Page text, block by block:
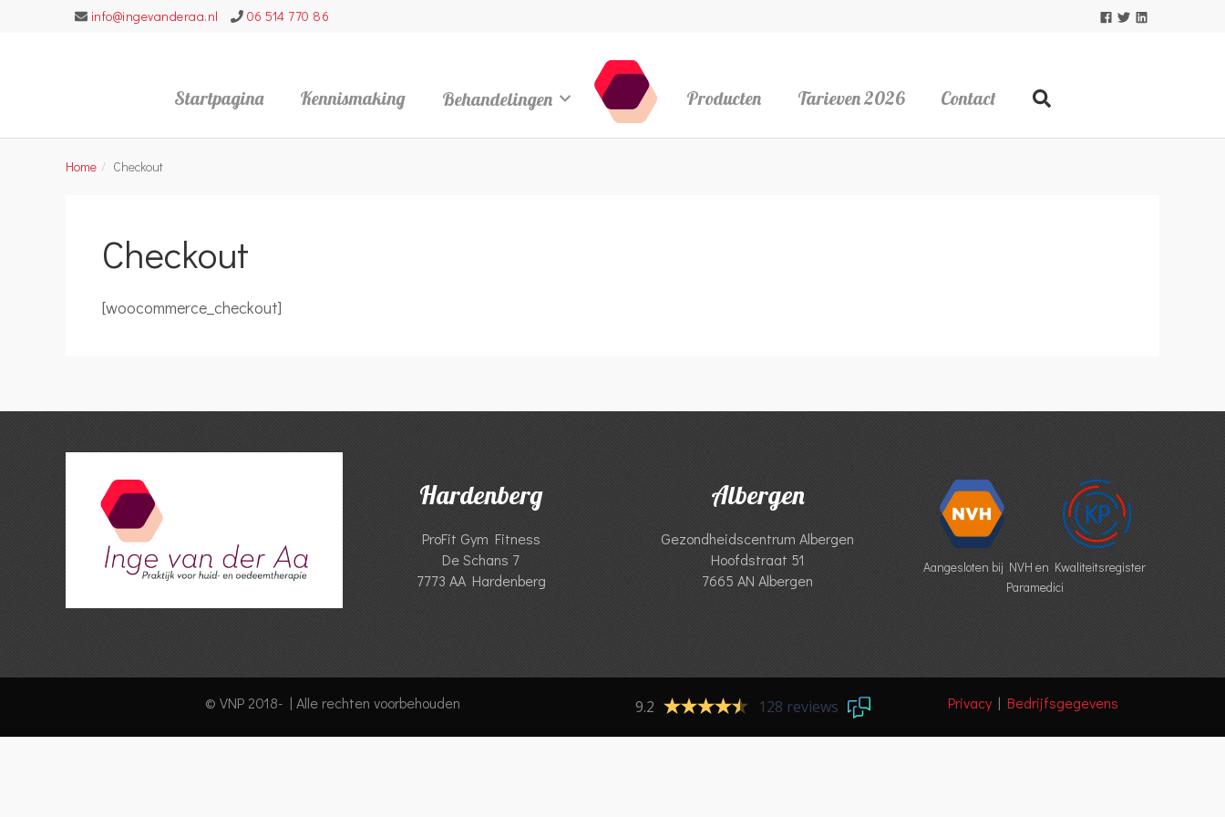
info@ingevanderaa.nl 06 514 770 86
Startpagina Kennismaking Behandelingen Producten Tarieven 2026 Contact
Home Checkout
Checkout
[woocommerce_checkout]
Hardenberg
ProFit Gym Fitness
De Schans 7
7773 AA Hardenberg
Albergen
Gezondheidscentrum Albergen
Hoofdstraat 51
7665 AN Albergen
Aangesloten bij NVH en Kwaliteitsregister
Paramedici
© VNP2018- | Alle rechten voorbehouden 9.2 128 reviews Privacy| Bedrijfsgegevens